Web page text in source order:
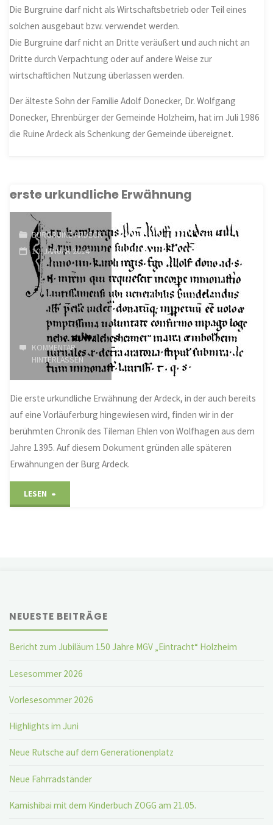
Die Burgruine darf nicht als Wirtschaftsbetrieb oder Teil eines
solchen ausgebaut bzw. verwendet werden.
Die Burgruine darf nicht an Dritte veräußert und auch nicht an
Dritte durch Verpachtung oder auf andere Weise zur
wirtschaftlichen Nutzung überlassen werden.
Der älteste Sohn der Familie Adolf Donecker, Dr. Wolfgang
Donecker, Ehrenbürger der Gemeinde Holzheim, hat im Juli 1986
die Ruine Ardeck als Schenkung der Gemeinde übereignet.
erste urkundliche Erwähnung
BURGRUINE ARDECK
10. JANUAR 2014
KOMMENTAR
HINTERLASSEN
Die erste urkundliche Erwähnung der Ardeck, in der auch bereits
auf eine Vorläuferburg hingewiesen wird, finden wir in der
berühmten Chronik des Tileman Ehlen von Wolfhagen aus dem
Jahre 1395. Auf diesem Dokument gründen alle späteren
Erwähnungen der Burg Ardeck.
LESEN
NEUESTE BEITRÄGE
Bericht zum Jubiläum 150 Jahre MGV „Eintracht“ Holzheim
Lesesommer 2026
Vorlesesommer 2026
Highlights im Juni
Neue Rutsche auf dem Generationenplatz
Neue Fahrradständer
Kamishibai mit dem Kinderbuch ZOGG am 21.05.